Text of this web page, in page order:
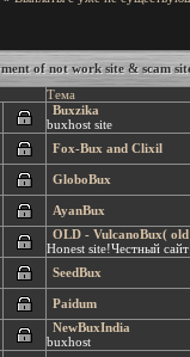
of not work site & scam
Тема
Buxzika
buxhost site
Fox-Bux and Clixil
GloboBux
AyanBux
OLD - VulcanoBux(
Honest site!Честный
SeedBux
Paidum
NewBuxIndia
buxhost